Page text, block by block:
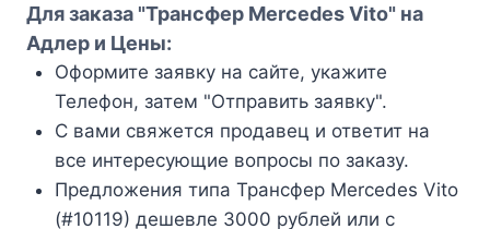
Для заказа "Трансфер Mercedes Vito" на
Адлер и Цены:
Оформите заявку на сайте, укажите
Телефон, затем "Отправить заявку".
С вами свяжется продавец и ответит на
все интересующие вопросы по заказу.
Предложения типа Трансфер Mercedes Vito
(#10119) дешевле 3000 рублей или с